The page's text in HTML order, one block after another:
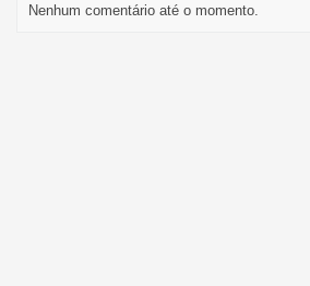
Nenhum comentário até o momento.